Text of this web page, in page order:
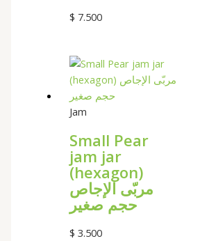
$ 7.500
Jam
Small Pear
jam jar
(hexagon)
مربّى الإجاص
حجم صغير
$ 3.500